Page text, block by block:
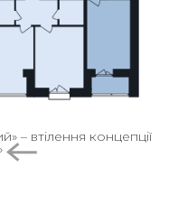
– втілення концепції